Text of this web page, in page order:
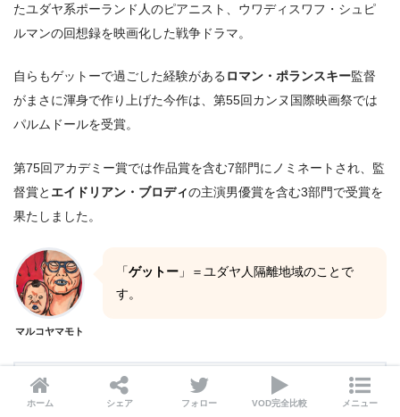
たユダヤ系ポーランド人のピアニスト、ウワディスワフ・シュピ
ルマンの回想録を映画化した戦争ドラマ。
自らもゲットーで過ごした経験がある ロマン・ポランスキー監督
がまさに渾身で作り上げた今作は、第55回カンヌ国際映画祭では
パルムドールを受賞。
第75回アカデミー賞では作品賞を含む7部門にノミネートされ、監
督賞と エイドリアン・ブロディの主演男優賞を含む3部門で受賞を
果たしました。
マルコヤマモト
「 ゲットー 」＝ユダヤ人隔離地域のことで
す。
ホーム シェア フォロー VOD完全比較 メニュー